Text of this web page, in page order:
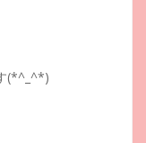
(*^_^*)